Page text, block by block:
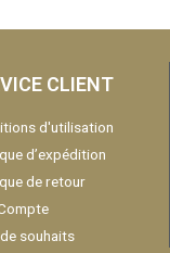
CLIENT
d'utilisation
d’expédition
de retour
souhaits